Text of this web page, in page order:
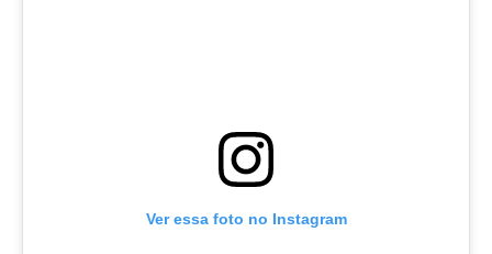
Ver essa foto no Instagram